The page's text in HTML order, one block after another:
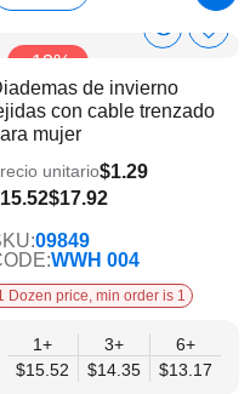
-13%
Show
Info
lista
de invierno
con cable trenzado
mujer
$17.92
unitario$1.29
WWH 004
09849
Dozen price, min order is 1
1+
$15.52
3+
$14.35
6+
$13.17